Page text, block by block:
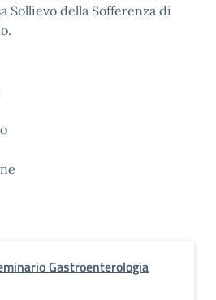
Sollievo della Sofferenza di
Gastroenterologia